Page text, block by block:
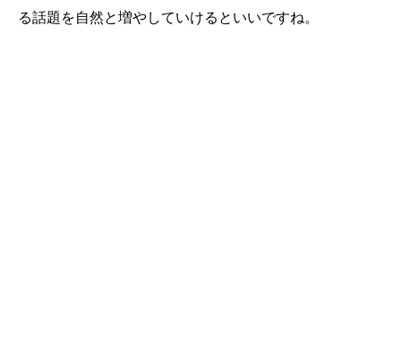
る話題を自然と増やしていけるといいですね。